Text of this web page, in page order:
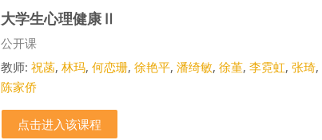
大学生心理健康Ⅱ
课程类别
公开课
教师:祝菡,林玛,何恋珊,徐艳平,潘绮敏,徐堇,李霓虹,张琦,
陈家侨
点击进入该课程